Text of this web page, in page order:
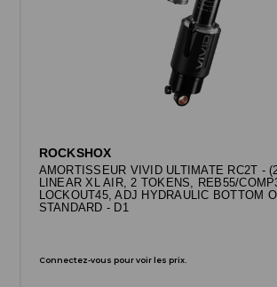
ROCKSHOX
AMORTISSEUR VIVID ULTIMATE RC2T -
LINEAR XL AIR, 2 TOKENS, REB55/
LOCKOUT45, ADJ HYDRAULIC BOTTOM
STANDARD - D1
Connectez-vous pour voir les prix.